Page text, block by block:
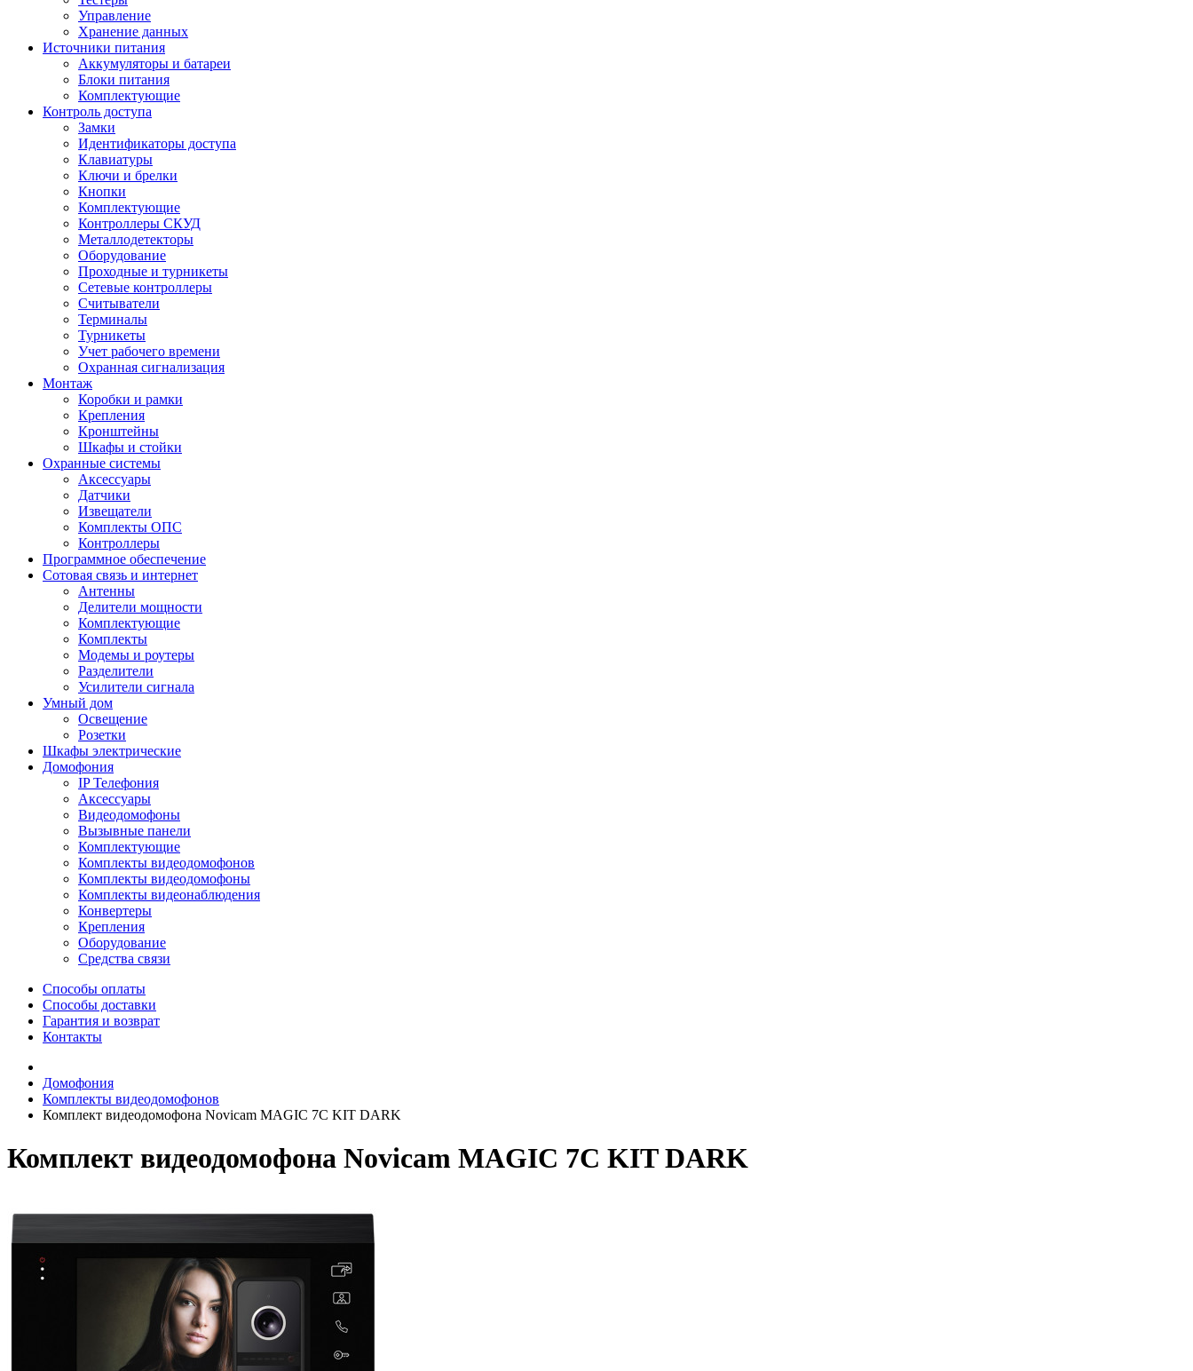
Управление
Хранение данных
Источники питания
Аккумуляторы и батареи
Блоки питания
Комплектующие
Контроль доступа
Замки
Идентификаторы доступа
Клавиатуры
Ключи и брелки
Кнопки
Комплектующие
Контроллеры СКУД
Металлодетекторы
Оборудование
Проходные и турникеты
Сетевые контроллеры
Считыватели
Терминалы
Турникеты
Учет рабочего времени
Охранная сигнализация
Монтаж
Коробки и рамки
Крепления
Кронштейны
Шкафы и стойки
Охранные системы
Аксессуары
Датчики
Извещатели
Комплекты ОПС
Контроллеры
Программное обеспечение
Сотовая связь и интернет
Антенны
Делители мощности
Комплектующие
Комплекты
Модемы и роутеры
Разделители
Усилители сигнала
Умный дом
Освещение
Розетки
Шкафы электрические
Домофония
IP Телефония
Аксессуары
Видеодомофоны
Вызывные панели
Комплектующие
Комплекты видеодомофонов
Комплекты видеодомофоны
Комплекты видеонаблюдения
Конвертеры
Крепления
Оборудование
Средства связи
Способы оплаты
Способы доставки
Гарантия и возврат
Контакты
Домофония
Комплекты видеодомофонов
Комплект видеодомофона Novicam MAGIC 7C KIT DARK
Комплект видеодомофона Novicam MAGIC 7C KIT DARK